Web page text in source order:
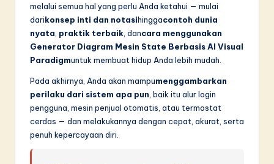
o
melalui semua hal yang perlu Anda ketahui — mulai
darikonsep inti dan notasihinggacontoh dunia
nyata praktik terbaik , dancara menggunakan
Generator Diagram Mesin State Berbasis AI Visual
Paradigmuntuk membuat hidup Anda lebih mudah.
Pada akhirnya, Anda akan mampumenggambarkan
perilaku dari sistem apa pun , baik itu alur login
pengguna, mesin penjual otomatis, atau termostat
cerdas — dan melakukannya dengan cepat, akurat, serta
penuh kepercayaan diri.